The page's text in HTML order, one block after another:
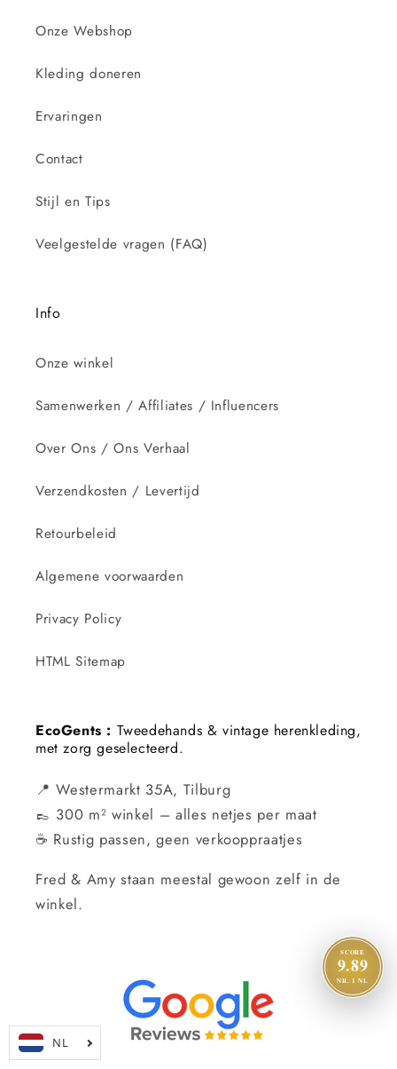
SCORE
9.89
NR. 1 NL
Onze Webshop
Kleding doneren
Ervaringen
Contact
Stijl en Tips
Veelgestelde vragen (FAQ)
Info
Onze winkel
Samenwerken / Affiliates / Influencers
Over Ons / Ons Verhaal
Verzendkosten / Levertijd
Retourbeleid
Algemene voorwaarden
Privacy Policy
HTML Sitemap
EcoGents : Tweedehands & vintage herenkleding,
met zorg geselecteerd.
📍 Westermarkt 35A, Tilburg
👞 300 m² winkel – alles netjes per maat
☕ Rustig passen, geen verkooppraatjes
Fred & Amy staan meestal gewoon zelf in de
winkel.